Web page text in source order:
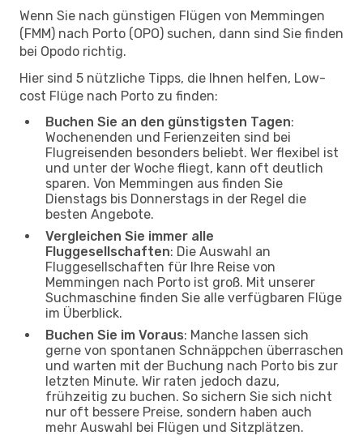
Wenn Sie nach günstigen Flügen von Memmingen
(FMM) nach Porto (OPO) suchen, dann sind Sie finden
bei Opodo richtig.
Hier sind 5 nützliche Tipps, die Ihnen helfen, Low-
cost Flüge nach Porto zu finden:
Buchen Sie an den günstigsten Tagen:
Wochenenden und Ferienzeiten sind bei
Flugreisenden besonders beliebt. Wer flexibel ist
und unter der Woche fliegt, kann oft deutlich
sparen. Von Memmingen aus finden Sie
Dienstags bis Donnerstags in der Regel die
besten Angebote.
Vergleichen Sie immer alle
Fluggesellschaften: Die Auswahl an
Fluggesellschaften für Ihre Reise von
Memmingen nach Porto ist groß. Mit unserer
Suchmaschine finden Sie alle verfügbaren Flüge
im Überblick.
Buchen Sie im Voraus: Manche lassen sich
gerne von spontanen Schnäppchen überraschen
und warten mit der Buchung nach Porto bis zur
letzten Minute. Wir raten jedoch dazu,
frühzeitig zu buchen. So sichern Sie sich nicht
nur oft bessere Preise, sondern haben auch
mehr Auswahl bei Flügen und Sitzplätzen.